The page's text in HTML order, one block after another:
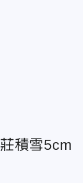
積雪5cm